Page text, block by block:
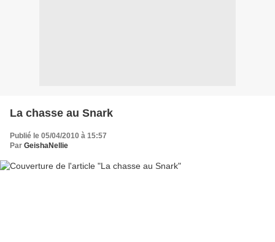
La chasse au Snark
Publié le 05/04/2010 à 15:57
Par GeishaNellie